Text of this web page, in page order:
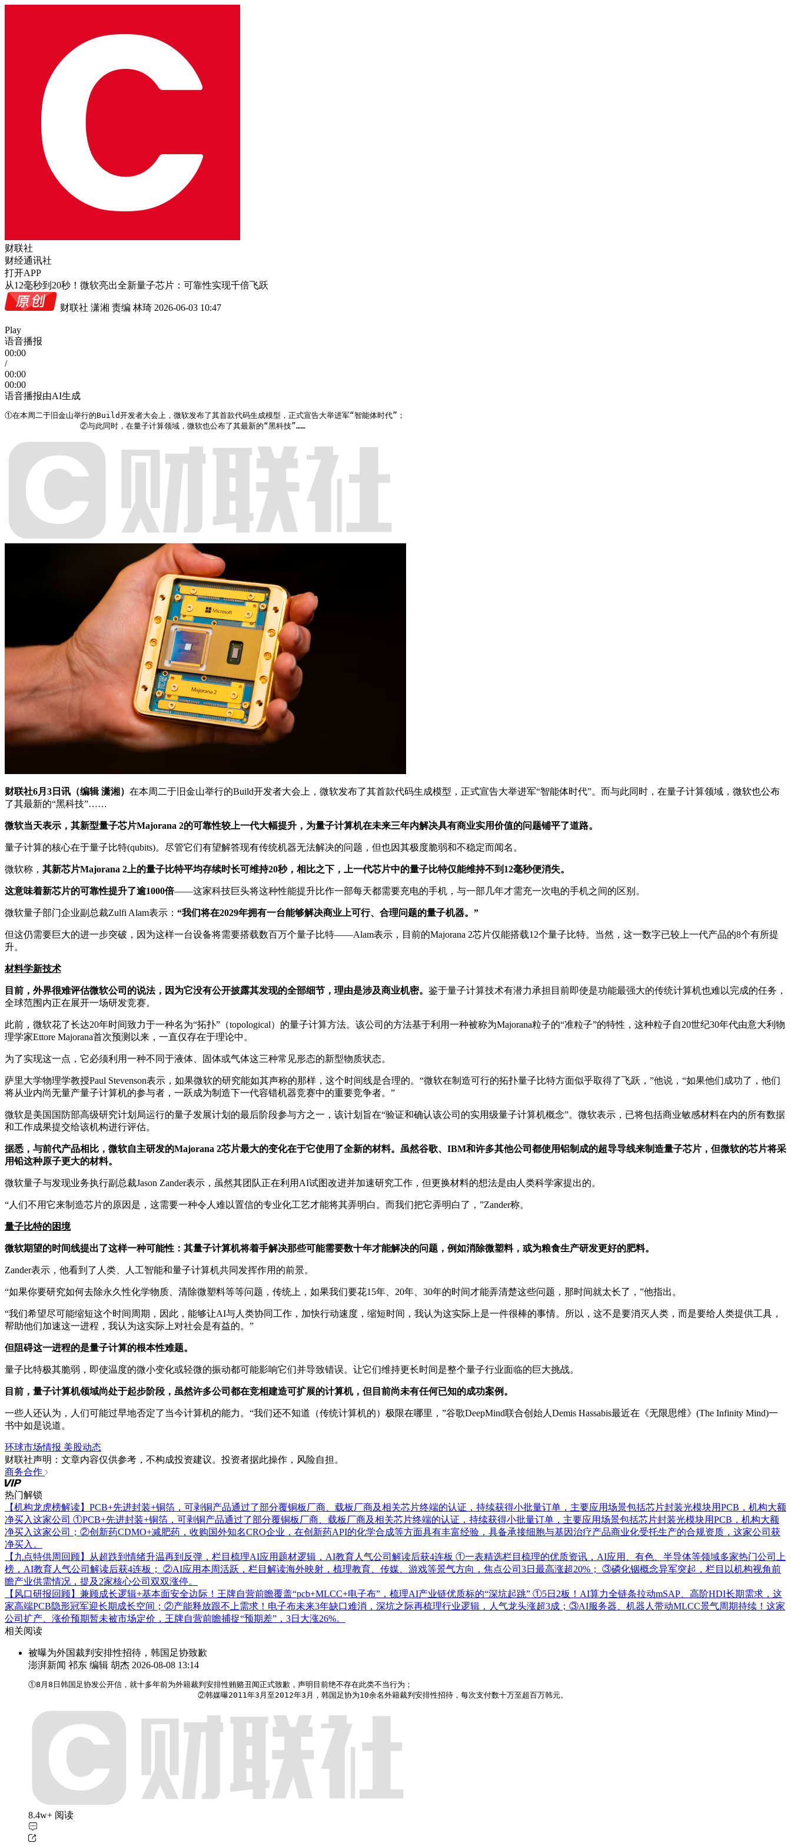
财联社
财经通讯社
打开APP
从12毫秒到20秒！微软亮出全新量子芯片：可靠性实现千倍飞跃
财联社 潇湘 责编 林琦 2026-06-03 10:47
Play
语音播报
00:00
/
00:00
00:00
语音播报由AI生成
①在本周二于旧金山举行的Build开发者大会上，微软发布了其首款代码生成模型，正式宣告大举进军“智能体时代”；
                ②与此同时，在量子计算领域，微软也公布了其最新的“黑科技”……
财联社6月3日讯（编辑 潇湘） 在本周二于旧金山举行的Build开发者大会上，微软发布了其首款代码生成模型，正式宣告大举进军“智能体时代”。而与此同时，在量子计算领域，微软也公布
了其最新的“黑科技”……
微软当天表示，其新型量子芯片Majorana 2的可靠性较上一代大幅提升，为量子计算机在未来三年内解决具有商业实用价值的问题铺平了道路。
量子计算的核心在于量子比特(qubits)。尽管它们有望解答现有传统机器无法解决的问题，但也因其极度脆弱和不稳定而闻名。
微软称， 其新芯片Majorana 2上的量子比特平均存续时长可维持20秒，相比之下，上一代芯片中的量子比特仅能维持不到12毫秒便消失。
这意味着新芯片的可靠性提升了逾1000倍——这家科技巨头将这种性能提升比作一部每天都需要充电的手机，与一部几年才需充一次电的手机之间的区别。
微软量子部门企业副总裁Zulfi Alam表示： “我们将在2029年拥有一台能够解决商业上可行、合理问题的量子机器。”
但这仍需要巨大的进一步突破，因为这样一台设备将需要搭载数百万个量子比特——Alam表示，目前的Majorana 2芯片仅能搭载12个量子比特。当然，这一数字已较上一代产品的8个有所提
升。
材料学新技术
目前，外界很难评估微软公司的说法，因为它没有公开披露其发现的全部细节，理由是涉及商业机密。 鉴于量子计算技术有潜力承担目前即使是功能最强大的传统计算机也难以完成的任务，
全球范围内正在展开一场研发竞赛。
此前，微软花了长达20年时间致力于一种名为“拓扑”（topological）的量子计算方法。该公司的方法基于利用一种被称为Majorana粒子的“准粒子”的特性，这种粒子自20世纪30年代由意大利物
理学家Ettore Majorana首次预测以来，一直仅存在于理论中。
为了实现这一点，它必须利用一种不同于液体、固体或气体这三种常见形态的新型物质状态。
萨里大学物理学教授Paul Stevenson表示，如果微软的研究能如其声称的那样，这个时间线是合理的。“微软在制造可行的拓扑量子比特方面似乎取得了飞跃，”他说，“如果他们成功了，他们
将从业内尚无量产量子计算机的参与者，一跃成为制造下一代容错机器竞赛中的重要竞争者。”
微软是美国国防部高级研究计划局运行的量子发展计划的最后阶段参与方之一，该计划旨在“验证和确认该公司的实用级量子计算机概念”。微软表示，已将包括商业敏感材料在内的所有数据
和工作成果提交给该机构进行评估。
据悉，与前代产品相比，微软自主研发的Majorana 2芯片最大的变化在于它使用了全新的材料。虽然谷歌、IBM和许多其他公司都使用铝制成的超导导线来制造量子芯片，但微软的芯片将采
用铅这种原子更大的材料。
微软量子与发现业务执行副总裁Jason Zander表示，虽然其团队正在利用AI试图改进并加速研究工作，但更换材料的想法是由人类科学家提出的。
“人们不用它来制造芯片的原因是，这需要一种令人难以置信的专业化工艺才能将其弄明白。而我们把它弄明白了，”Zander称。
量子比特的困境
微软期望的时间线提出了这样一种可能性：其量子计算机将着手解决那些可能需要数十年才能解决的问题，例如消除微塑料，或为粮食生产研发更好的肥料。
Zander表示，他看到了人类、人工智能和量子计算机共同发挥作用的前景。
“如果你要研究如何去除永久性化学物质、清除微塑料等等问题，传统上，如果我们要花15年、20年、30年的时间才能弄清楚这些问题，那时间就太长了，”他指出。
“我们希望尽可能缩短这个时间周期，因此，能够让AI与人类协同工作，加快行动速度，缩短时间，我认为这实际上是一件很棒的事情。所以，这不是要消灭人类，而是要给人类提供工具，
帮助他们加速这一进程，我认为这实际上对社会是有益的。”
但阻碍这一进程的是量子计算的根本性难题。
量子比特极其脆弱，即使温度的微小变化或轻微的振动都可能影响它们并导致错误。让它们维持更长时间是整个量子行业面临的巨大挑战。
目前，量子计算机领域尚处于起步阶段，虽然许多公司都在竞相建造可扩展的计算机，但目前尚未有任何已知的成功案例。
一些人还认为，人们可能过早地否定了当今计算机的能力。“我们还不知道（传统计算机的）极限在哪里，”谷歌DeepMind联合创始人Demis Hassabis最近在《无限思维》(The Infinity Mind)一
书中如是说道。
环球市场情报 美股动态
财联社声明：文章内容仅供参考，不构成投资建议。投资者据此操作，风险自担。
商务合作
热门解锁
【机构龙虎榜解读】PCB+先进封装+铜箔，可剥铜产品通过了部分覆铜板厂商、载板厂商及相关芯片终端的认证，持续获得小批量订单，主要应用场景包括芯片封装光模块用PCB，机构大额
净买入这家公司 ①PCB+先进封装+铜箔，可剥铜产品通过了部分覆铜板厂商、载板厂商及相关芯片终端的认证，持续获得小批量订单，主要应用场景包括芯片封装光模块用PCB，机构大额
净买入这家公司；②创新药CDMO+减肥药，收购国外知名CRO企业，在创新药API的化学合成等方面具有丰富经验，具备承接细胞与基因治疗产品商业化受托生产的合规资质，这家公司获
净买入。
【九点特供周回顾】从超跌到情绪升温再到反弹，栏目梳理AI应用题材逻辑，AI教育人气公司解读后获4连板 ①一表精选栏目梳理的优质资讯，AI应用、有色、半导体等领域多家热门公司上
榜，AI教育人气公司解读后获4连板； ②AI应用本周活跃，栏目解读海外映射，梳理教育、传媒、游戏等景气方向，焦点公司3日最高涨超20%； ③磷化铟概念异军突起，栏目以机构视角前
瞻产业供需情况，提及2家核心公司双双涨停。
【风口研报回顾】兼顾成长逻辑+基本面安全边际！王牌自营前瞻覆盖“pcb+MLCC+电子布”，梳理AI产业链优质标的“深坑起跳” ①5日2板！AI算力全链条拉动mSAP、高阶HDI长期需求，这
家高端PCB隐形冠军迎长期成长空间；②产能释放跟不上需求！电子布未来3年缺口难消，深坑之际再梳理行业逻辑，人气龙头涨超3成；③AI服务器、机器人带动MLCC景气周期持续！这家
公司扩产、涨价预期暂未被市场定价，王牌自营前瞻捕捉“预期差”，3日大涨26%。
相关阅读
被曝为外国裁判安排性招待，韩国足协致歉
澎湃新闻 祁东 编辑 胡杰 2026-08-08 13:14
①8月8日韩国足协发公开信，就十多年前为外籍裁判安排性贿赂丑闻正式致歉，声明目前绝不存在此类不当行为；
                                    ②韩媒曝2011年3月至2012年3月，韩国足协为10余名外籍裁判安排性招待，每次支付数十万至超百万韩元。
8.4w+ 阅读